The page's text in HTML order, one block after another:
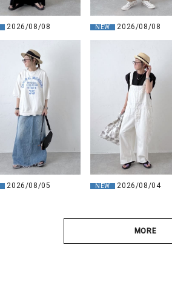
2026/08/08 NEW 2026/08/08
2026/08/05 NEW 2026/08/04
MORE